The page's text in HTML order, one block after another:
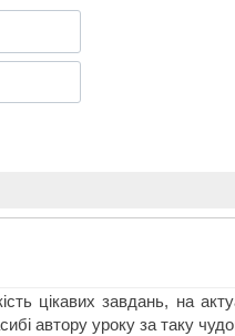
цікавих завдань, на
автору уроку за таку